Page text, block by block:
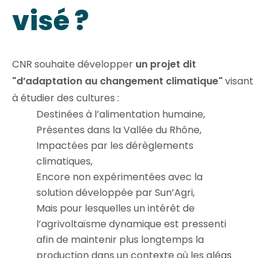
visé ?
CNR souhaite développer un projet dit
"d’adaptation au changement climatique"visant
à étudier des cultures :
Destinées à l’alimentation humaine,
Présentes dans la Vallée du Rhône,
Impactées par les dérèglements
climatiques,
Encore non expérimentées avec la
solution développée par Sun’Agri,
Mais pour lesquelles un intérêt de
l’agrivoltaïsme dynamique est pressenti
afin de maintenir plus longtemps la